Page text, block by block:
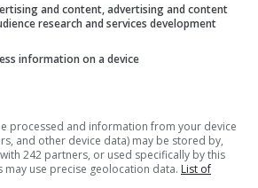
and content, advertising and content
research and services development
information on a device
processed and information from your device
and other device data) may be stored by,
242 partners, or used specifically by this
may use precise geolocation data. List of